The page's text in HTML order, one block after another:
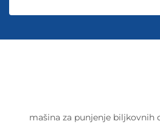
mašina za punjenje biljkovnih